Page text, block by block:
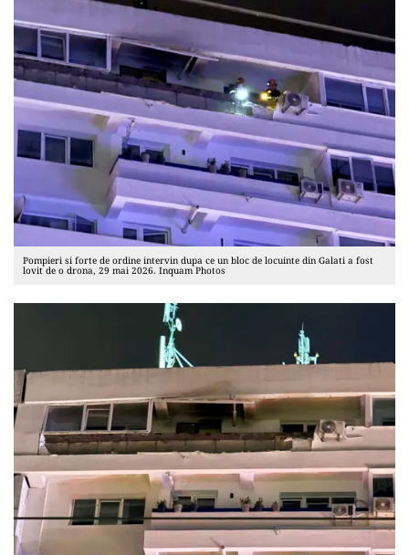
Pompieri si forte de ordine intervin dupa ce un bloc de locuinte din Galati a fost
lovit de o drona, 29 mai 2026. Inquam Photos